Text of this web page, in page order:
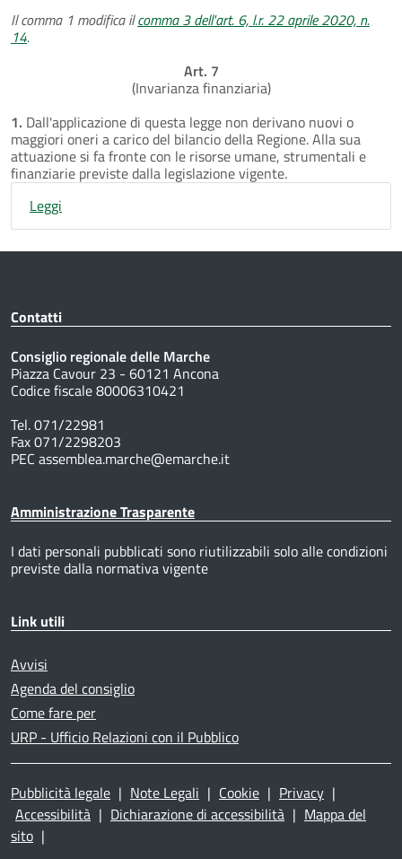
Il comma 1 modifica ilcomma 3 dell'art. 6, l.r. 22 aprile 2020, n.
14.
Art. 7
(Invarianza finanziaria)
1. Dall'applicazione di questa legge non derivano nuovi o
maggiori oneri a carico del bilancio della Regione. Alla sua
attuazione si fa fronte con le risorse umane, strumentali e
finanziarie previste dalla legislazione vigente.
Leggi
Contatti
Consiglio regionale delle Marche
Piazza Cavour 23 - 60121 Ancona
Codice fiscale 80006310421
Tel. 071/22981
Fax 071/2298203
PEC assemblea.marche@emarche.it
Amministrazione Trasparente
I dati personali pubblicati sono riutilizzabili solo alle condizioni
previste dalla normativa vigente
Link utili
Avvisi
Agenda del consiglio
Come fare per
URP - Ufficio Relazioni con il Pubblico
Pubblicità legale | Note Legali | Cookie | Privacy |
Accessibilità | Dichiarazione di accessibilità | Mappa del
sito |